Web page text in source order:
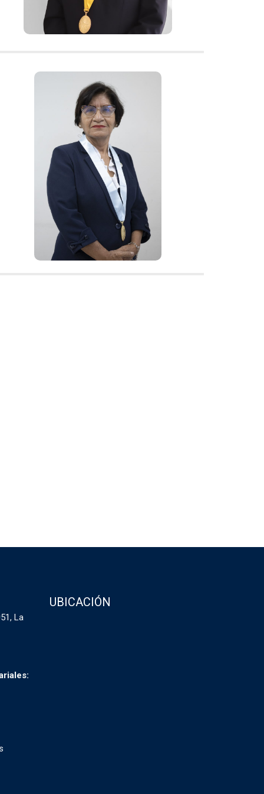
4610
Dra. Laura
Antonieta
Ramos
Chávez
Decana Facultad de Pedagogía y
Cultura Física
pedagogia@une.edu.pe
313-3700 – Anexo
4200 – 4210
La
UBICACIÓN